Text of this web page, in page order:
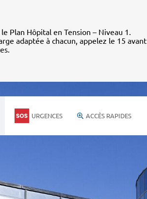
Plan Hôpital en Tension – Niveau 1.
adaptée à chacun, appelez le 15 avant
URGENCES ACCÈS RAPIDES